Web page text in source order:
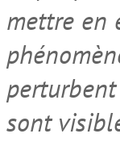
mettre en
sont